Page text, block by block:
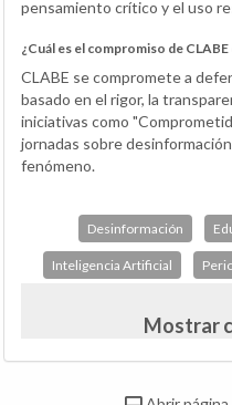
pensamiento crítico y el uso
¿Cuál es el compromiso de
CLABE se compromete a
basado en el rigor, la
iniciativas como
jornadas sobre
fenómeno.
Desinformación
Inteligencia Artificial
Mostrar